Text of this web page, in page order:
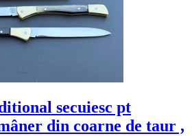
secuiesc pt
din coarne de taur ,